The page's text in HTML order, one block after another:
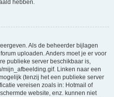
hebben.
Als de beheerder bijlagen
uploaden. Anders moet je er voor
publieke server beschikbaar is,
Linken naar een
(tenzij het een publieke server
vereisen zoals in: Hotmail of
website, enz. kunnen niet